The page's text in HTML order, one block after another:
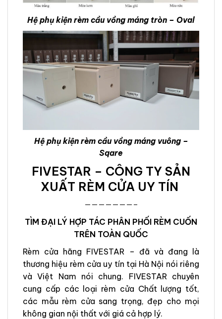
Hệ phụ kiện rèm cầu vồng máng tròn – Oval
Hệ phụ kiện rèm cầu vồng máng vuông –
Sqare
FIVESTAR – CÔNG TY SẢN
XUẤT RÈM CỬA UY TÍN
———————–
TÌM ĐẠI LÝ HỢP TÁC PHÂN PHỐI RÈM CUỐN
TRÊN TOÀN QUỐC
Rèm cửa hãng FIVESTAR – đã và đang là
thương hiệu rèm cửa uy tín tại Hà Nội nói riêng
và Việt Nam nói chung. FIVESTAR chuyên
cung cấp các loại rèm cửa Chất lượng tốt,
các mẫu rèm cửa sang trọng, đẹp cho mọi
không gian nội thất với giá cả hợp lý.